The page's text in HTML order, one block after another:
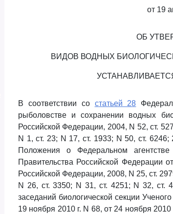
от 19
ОБ
ВИДОВ ВОДНЫХ
В соответствии со статьей 28
рыболовстве и сохранении водных
Российской Федерации, 2004, N 52, ст.
N 1, ст. 23; N 17, ст. 1933; N 50, ст.
Положения о Федеральном
Правительства Российской Федерации
Российской Федерации, 2008, N 25, ст.
N 26, ст. 3350; N 31, ст. 4251; N 32, ст.
заседаний биологической секции
19 ноября 2010 г. N 68, от 24 ноября